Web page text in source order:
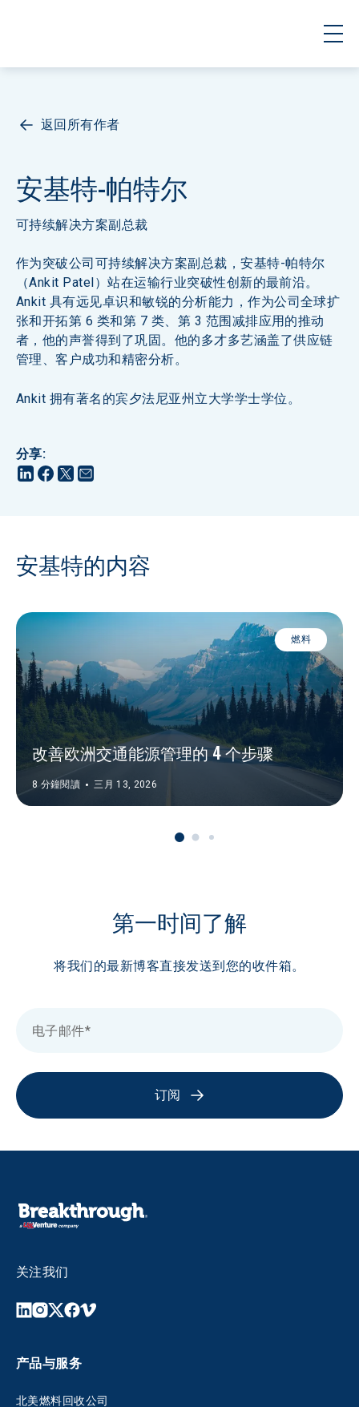
返回所有作者
安基特-帕特尔
可持续解决方案副总裁
作为突破公司可持续解决方案副总裁，安基特-帕特尔
（Ankit Patel）站在运输行业突破性创新的最前沿。
Ankit 具有远见卓识和敏锐的分析能力，作为公司全球扩
张和开拓第 6 类和第 7 类、第 3 范围减排应用的推动
者，他的声誉得到了巩固。他的多才多艺涵盖了供应链
管理、客户成功和精密分析。
Ankit 拥有著名的宾夕法尼亚州立大学学士学位。
分享:
安基特的内容
燃料
改善欧洲交通能源管理的 4 个步骤
8 分鐘閱讀 三月 13, 2026
第一时间了解
将我们的最新博客直接发送到您的收件箱。
订阅
关注我们
产品与服务
北美燃料回收公司